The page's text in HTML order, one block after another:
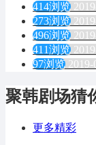
414浏览
273浏览
496浏览
411浏览
97浏览 2019-
聚韩剧场猜
更多精彩